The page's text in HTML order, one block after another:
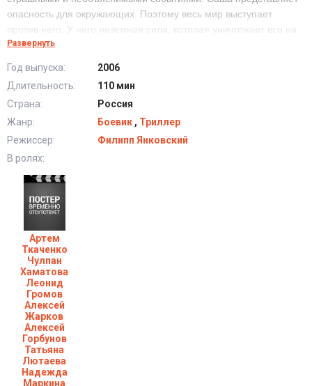
опасность для окружающих. Поэтому весь мир выступает
против него. У него неземная сила, которая уничтожает все на
пути. Но вот на этом пути появилась Она.
Развернуть
Год выпуска:
2006
Длительность:
110 мин
Страна:
Россия
Жанр:
Боевик , Триллер
Режиссер:
Филипп Янковский
В ролях:
Артем
Ткаченко
Чулпан
Хаматова
Леонид
Громов
Алексей
Жарков
Алексей
Горбунов
Татьяна
Лютаева
Надежда
Маркина